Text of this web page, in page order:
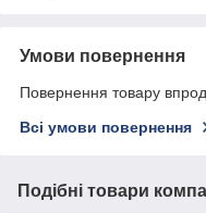
Умови повернення
Повернення товару
Всі умови повернення
Подібні товари